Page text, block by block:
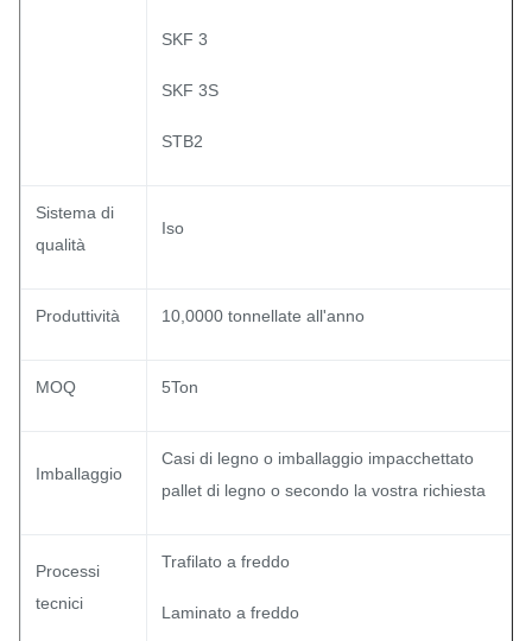
SKF 3
SKF 3S
STB2
Sistema di
qualità
Iso
Produttività 10,0000 tonnellate all'anno
MOQ 5Ton
Imballaggio
Casi di legno o imballaggio impacchettato
pallet di legno o secondo la vostra richiesta
Processi
tecnici
Trafilato a freddo
Laminato a freddo